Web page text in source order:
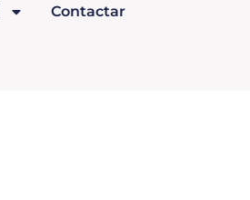
Contactar